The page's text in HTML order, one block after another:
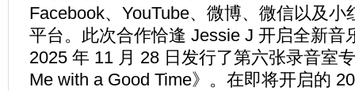
Facebook、YouTube、微博、微信以及小
平台。此次合作恰逢 Jessie J 开启全新音
2025 年 11 月 28 日发行了第六张录音室
Me with a Good Time》。在即将开启的